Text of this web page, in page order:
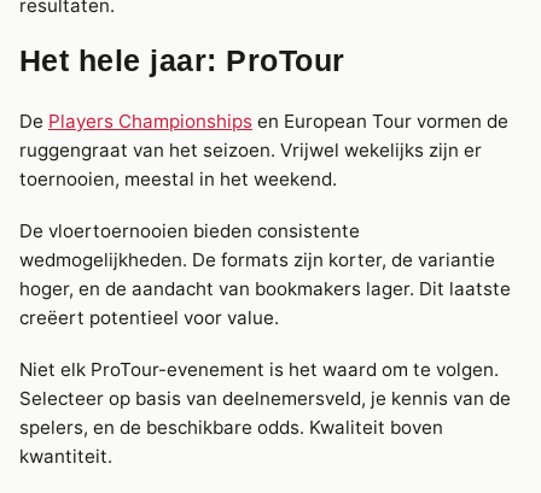
resultaten.
Het hele jaar: ProTour
De Players Championships en European Tour vormen de
ruggengraat van het seizoen. Vrijwel wekelijks zijn er
toernooien, meestal in het weekend.
De vloertoernooien bieden consistente
wedmogelijkheden. De formats zijn korter, de variantie
hoger, en de aandacht van bookmakers lager. Dit laatste
creëert potentieel voor value.
Niet elk ProTour-evenement is het waard om te volgen.
Selecteer op basis van deelnemersveld, je kennis van de
spelers, en de beschikbare odds. Kwaliteit boven
kwantiteit.